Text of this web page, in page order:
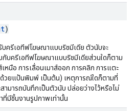
)
ครีเอทีฟโฆษณาแบบริชมีเดีย ตัวนับจะ
บครีเอทีฟโฆษณาแบบริชมีเดียส่วนใดก็ตาม
หนือ การเลื่อนเมาส์ออก การคลิก การแตะ
วยแป้นพิมพ์ เป็นต้น) เหตุการณ์ใดก็ตามที่
ามารถบันทึกเป็นตัวนับ ปล่อยว่างไว้หรือไม่
มีชิ้นงานรูปภาพเท่านั้น